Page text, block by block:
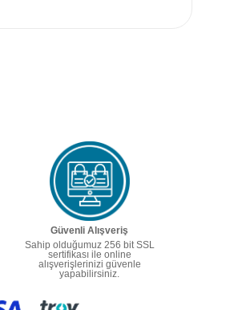
Güvenli Alışveriş
Sahip olduğumuz 256 bit SSL
sertifikası ile online
alışverişlerinizi güvenle
yapabilirsiniz.